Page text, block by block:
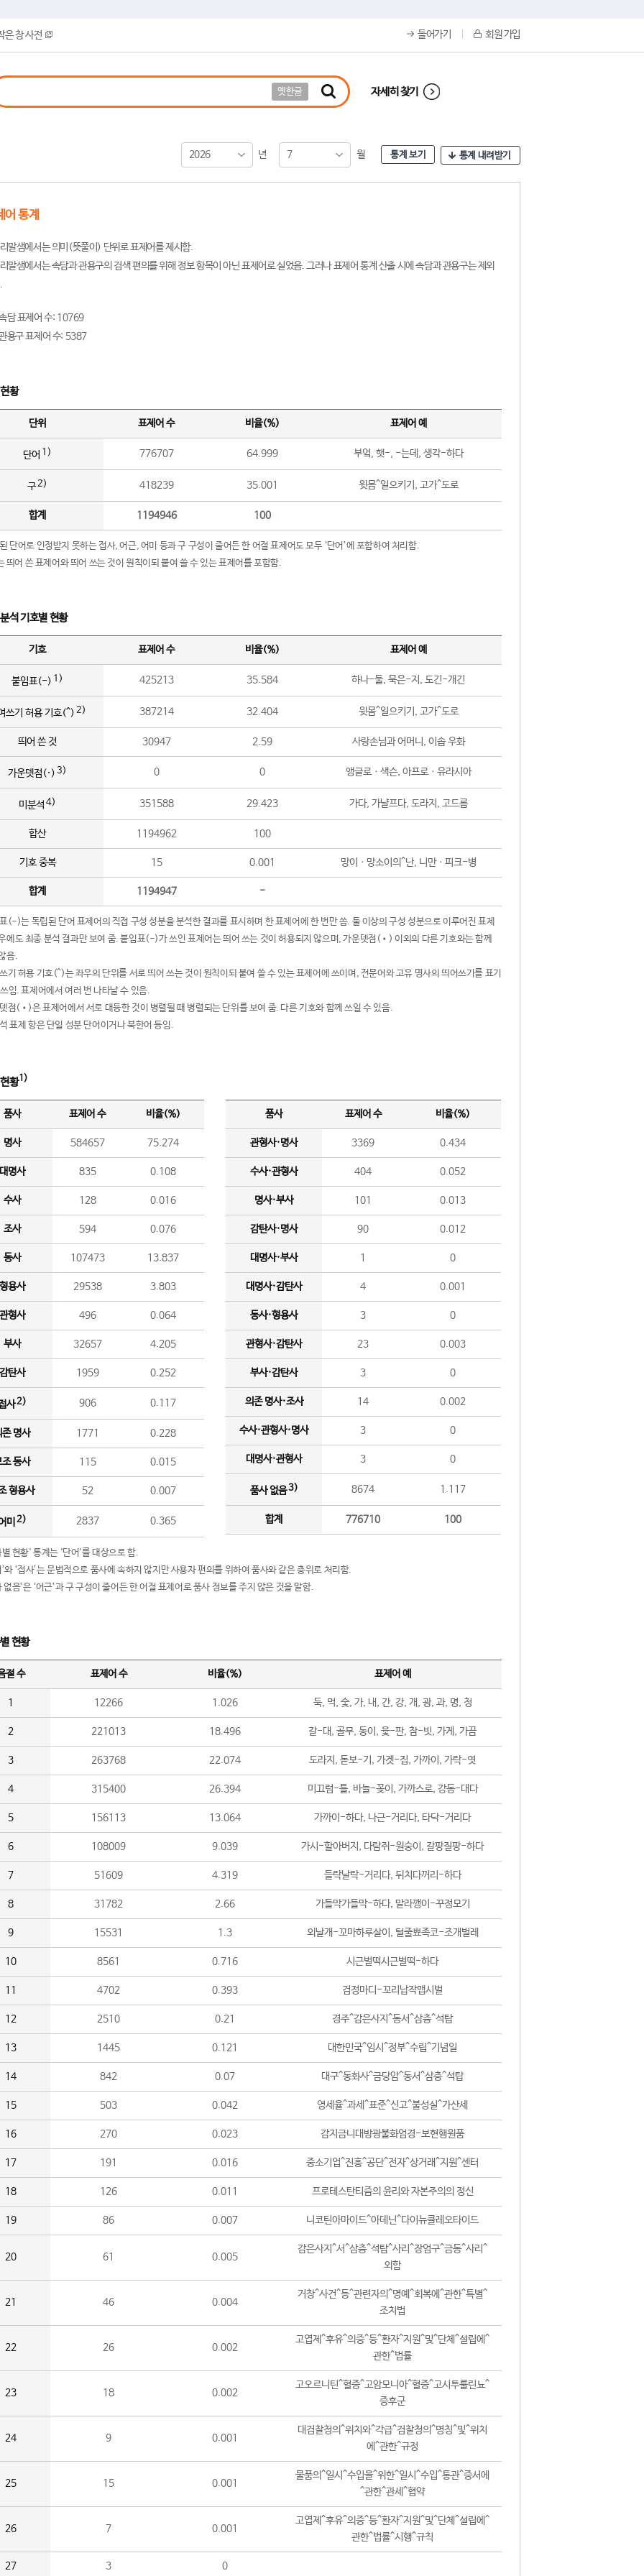
은 창 사전 들어가기 회원 가입
옛한글 자세히 찾기
2026 년 7 월 통계 보기 통계 내려받기
어 통계
말샘에서는 의미(뜻풀이) 단위로 표제어를 제시함.
말샘에서는 속담과 관용구의 검색 편의를 위해 정보 항목이 아닌 표제어로 실었음. 그러나 표제어 통계 산출 시에 속담과 관용구는 제외
담 표제어 수: 10769
용구 표제어 수: 5387
황
단위 표제어 수 비율(%) 표제어 예
단어 1) 776707 64.999 부엌, 햇-, -는데, 생각-하다
구2) 418239 35.001 윗몸^일으키기, 고가^도로
합계 1194946 100
단어로 인정받지 못하는 접사, 어근, 어미 등과 구 구성이 줄어든 한 어절 표제어도 모두 ‘단어’에 포함하여 처리함.
띄어 쓴 표제어와 띄어 쓰는 것이 원칙이되 붙여 쓸 수 있는 표제어를 포함함.
석 기호별 현황
기호 표제어 수 비율(%) 표제어 예
붙임표(-) 1) 425213 35.584 하나-둘, 묵은-지, 도긴-개긴
쓰기 허용 기호(^) 2) 387214 32.404 윗몸^일으키기, 고가^도로
띄어 쓴 것 30947 2.59 사랑손님과 어머니, 이솝 우화
가운뎃점(·) 3) 0 0 앵글로ㆍ색슨, 아프로ㆍ유라시아
미분석 4) 351588 29.423 가다, 가냘프다, 도라지, 고드름
합산 1194962 100
기호 중복 15 0.001 망이ㆍ망소이의^난, 니만ㆍ피크-병
합계 1194947 -
(-)는 독립된 단어 표제어의 직접 구성 성분을 분석한 결과를 표시하며 한 표제어에 한 번만 씀. 둘 이상의 구성 성분으로 이루어진 표제
에도 최종 분석 결과만 보여 줌. 붙임표(-)가 쓰인 표제어는 띄어 쓰는 것이 허용되지 않으며, 가운뎃점(•) 이외의 다른 기호와는 함께
음.
기 허용 기호(^)는 좌우의 단위를 서로 띄어 쓰는 것이 원칙이되 붙여 쓸 수 있는 표제어에 쓰이며, 전문어와 고유 명사의 띄어쓰기를 표기
임. 표제어에서 여러 번 나타날 수 있음.
점(•)은 표제어에서 서로 대등한 것이 병렬될 때 병렬되는 단위를 보여 줌. 다른 기호와 함께 쓰일 수 있음.
표제 항은 단일 성분 단어이거나 북한어 등임.
황1)
품사 표제어 수 비율(%)
명사 584657 75.274
명사 835 0.108
수사 128 0.016
조사 594 0.076
동사 107473 13.837
용사 29538 3.803
형사 496 0.064
부사 32657 4.205
탄사 1959 0.252
사2) 906 0.117
존 명사 1771 0.228
조 동사 115 0.015
형용사 52 0.007
미 2) 2837 0.365
품사 표제어 수 비율(%)
관형사·명사 3369 0.434
수사·관형사 404 0.052
명사·부사 101 0.013
감탄사·명사 90 0.012
대명사·부사 1 0
대명사·감탄사 4 0.001
동사·형용사 3 0
관형사·감탄사 23 0.003
부사·감탄사 3 0
의존 명사·조사 14 0.002
수사·관형사·명사 3 0
대명사·관형사 3 0
품사 없음3) 8674 1.117
합계 776710 100
현황' 통계는 '단어'를 대상으로 함.
와 ‘접사’는 문법적으로 품사에 속하지 않지만 사용자 편의를 위하여 품사와 같은 층위로 처리함.
없음’은 ‘어근’과 구 구성이 줄어든 한 어절 표제어로 품사 정보를 주지 않은 것을 말함.
현황
절 수 표제어 수 비율(%) 표제어 예
1 12266 1.026 둑, 먹, 숯, 가, 내, 간, 강, 개, 광, 과, 명, 청
2 221013 18.496 갈-대, 골무, 동이, 윷-판, 참-빗, 가게, 가끔
3 263768 22.074 도라지, 돋보-기, 가겟-집, 가까이, 가락-엿
4 315400 26.394 미끄럼-틀, 바늘-꽂이, 가까스로, 강동-대다
5 156113 13.064 가까이-하다, 나근-거리다, 타닥-거리다
6 108009 9.039 가시-할아버지, 다람쥐-원숭이, 갈팡질팡-하다
7 51609 4.319 들락날락-거리다, 뒤치다꺼리-하다
8 31782 2.66 가들막가들막-하다, 말라깽이-꾸정모기
9 15531 1.3 외날개-꼬마하루살이, 털줄뾰족코-조개벌레
10 8561 0.716 시근벌떡시근벌떡-하다
11 4702 0.393 검정마디-꼬리납작맵시벌
12 2510 0.21 경주^감은사지^동서^삼층^석탑
13 1445 0.121 대한민국^임시^정부^수립^기념일
14 842 0.07 대구^동화사^금당암^동서^삼층^석탑
15 503 0.042 영세율^과세^표준^신고^불성실^가산세
16 270 0.023 감지금니대방광불화엄경-보현행원품
17 191 0.016 중소기업^진흥^공단^전자^상거래^지원^센터
18 126 0.011 프로테스탄티즘의 윤리와 자본주의의 정신
19 86 0.007 니코틴아마이드^아데닌^다이뉴클레오타이드
20 61 0.005
감은사지^서^삼층^석탑^사리^장엄구^금동^사리^
외함
21 46 0.004
거창^사건^등^관련자의^명예^회복에^관한^특별^
조치법
22 26 0.002
고엽제^후유^의증^등^환자^지원^및^단체^설립에^
관한^법률
23 18 0.002
고오르니틴^혈증^고암모니아^혈증^고시투룰린뇨^
증후군
24 9 0.001
대검찰청의^위치와^각급^검찰청의^명칭^및^위치
에^관한^규정
25 15 0.001
물품의^일시^수입을^위한^일시^수입^통관^증서에
^관한^관세^협약
26 7 0.001
고엽제^후유^의증^등^환자^지원^및^단체^설립에^
관한^법률^시행^규칙
27 3 0